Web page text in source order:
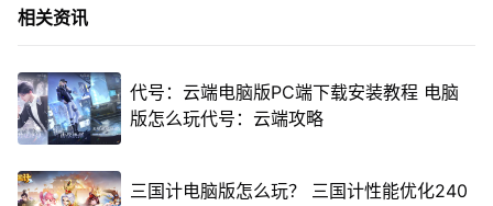
相关资讯
代号：云端电脑版PC端下载安装教程 电脑
版怎么玩代号：云端攻略
三国计电脑版怎么玩？ 三国计性能优化240